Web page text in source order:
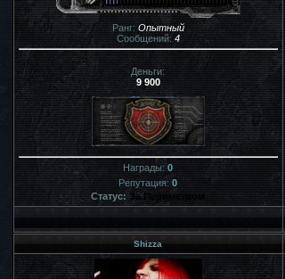
Ранг:Опытный
Сообщений: 4
Деньги:
9 900
Награды:0
Репутация:0
Статус:За Периметром
Shizza